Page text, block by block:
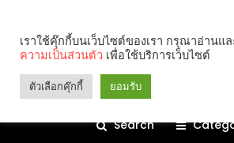
Search
เราใช้คุ๊กกี้บนเว็บไซต์ของเรา กรุณาอ่านแ
ความเป็นส่วนตัว เพื่อใช้บริการเว็บไซต์
ตัวเลือกคุ๊กกี้ ยอมรับ